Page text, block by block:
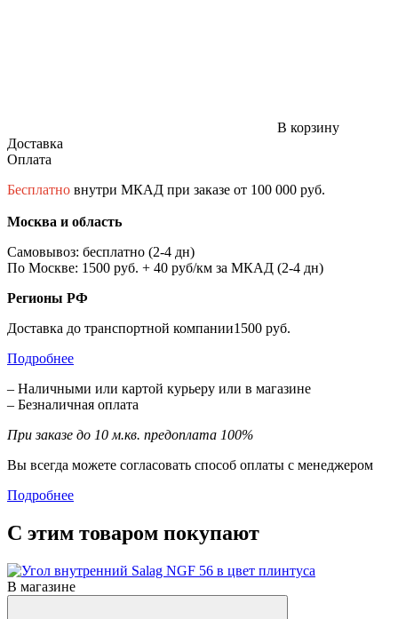
В корзину
Доставка
Оплата
Бесплатно внутри МКАД при заказе от 100 000 руб.
Москва и область
Самовывоз: бесплатно (2-4 дн)
По Москве: 1500 руб. + 40 руб/км за МКАД (2-4 дн)
Регионы РФ
Доставка до транспортной компании1500 руб.
Подробнее
– Наличными или картой курьеру или в магазине
– Безналичная оплата
При заказе до 10 м.кв. предоплата 100%
Вы всегда можете согласовать способ оплаты с менеджером
Подробнее
С этим товаром покупают
В магазине